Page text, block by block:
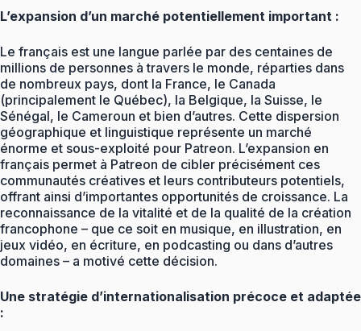
L’expansion d’un marché potentiellement important :
Le français est une langue parlée par des centaines de
millions de personnes à travers le monde, réparties dans
de nombreux pays, dont la France, le Canada
(principalement le Québec), la Belgique, la Suisse, le
Sénégal, le Cameroun et bien d’autres. Cette dispersion
géographique et linguistique représente un marché
énorme et sous-exploité pour Patreon. L’expansion en
français permet à Patreon de cibler précisément ces
communautés créatives et leurs contributeurs potentiels,
offrant ainsi d’importantes opportunités de croissance. La
reconnaissance de la vitalité et de la qualité de la création
francophone – que ce soit en musique, en illustration, en
jeux vidéo, en écriture, en podcasting ou dans d’autres
domaines – a motivé cette décision.
Une stratégie d’internationalisation précoce et adaptée
: